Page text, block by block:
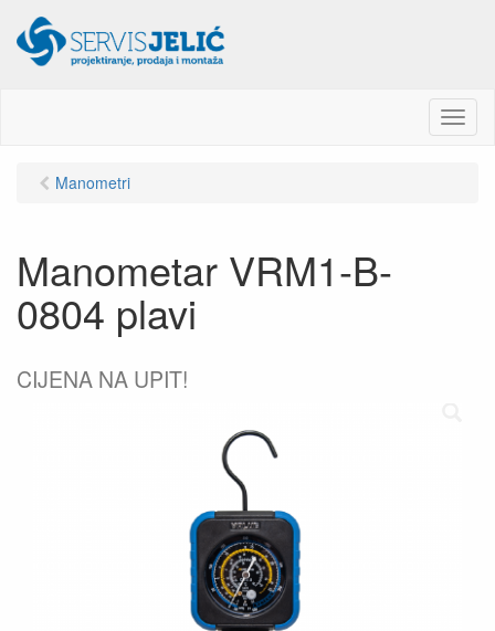
M
e
Manometri
Manometar VRM1-B-
0804 plavi
CIJENA NA UPIT!